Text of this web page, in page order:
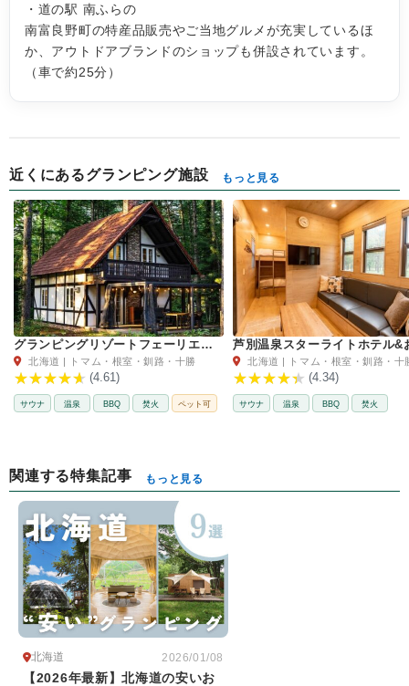
・道の駅 南ふらの
南富良野町の特産品販売やご当地グルメが充実しているほ
か、アウトドアブランドのショップも併設されています。
（車で約25分）
近くにあるグランピング施設 もっと見る
グランピングリゾートフェーリエンドルフ
北海道 | トマム・根室・釧路・十勝
(4.61)
サウナ 温泉 BBQ 焚火 ペット可
北海道 | トマム・根室・釧路・十
(4.34)
サウナ 温泉 BBQ 焚火
関連する特集記事 もっと見る
2026/01/08
北海道
【2026年最新】北海道の安いお